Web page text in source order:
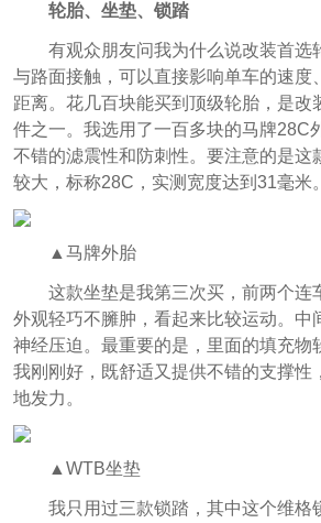
轮胎、坐垫、锁踏
有观众朋友问我为什么说改装首选
与路面接触，可以直接影响单车的速度
距离。花几百块能买到顶级轮胎，是改
件之一。我选用了一百多块的马牌28C
不错的滤震性和防刺性。要注意的是这
较大，标称28C，实测宽度达到31毫米。
▲马牌外胎
这款坐垫是我第三次买，前两个连
外观轻巧不臃肿，看起来比较运动。中
神经压迫。最重要的是，里面的填充物
我刚刚好，既舒适又提供不错的支撑性
地发力。
▲WTB坐垫
我只用过三款锁踏，其中这个维格